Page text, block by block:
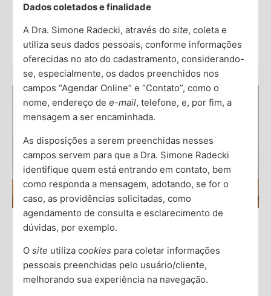
Dra. Simone Radecki
com Este Sentimento Profundo
A angústia é um sentimento profundo que pode afetar
Dados coletados e finalidade
A Dra. Simone Radecki, através dosite, coleta e
utiliza seus dados pessoais, conforme informações
oferecidas no ato do cadastramento, considerando-
se, especialmente, os dados preenchidos nos
campos “Agendar Online” e “Contato”, como o
nome, endereço dee-mail, telefone, e, por fim, a
mensagem a ser encaminhada.
As disposições a serem preenchidas nesses
campos servem para que a Dra. Simone Radecki
identifique quem está entrando em contato, bem
como responda a mensagem, adotando, se for o
caso, as providências solicitadas, como
agendamento de consulta e esclarecimento de
dúvidas, por exemplo.
Osite utiliza cookies para coletar informações
pessoais preenchidas pelo usuário/cliente,
melhorando sua experiência na navegação.